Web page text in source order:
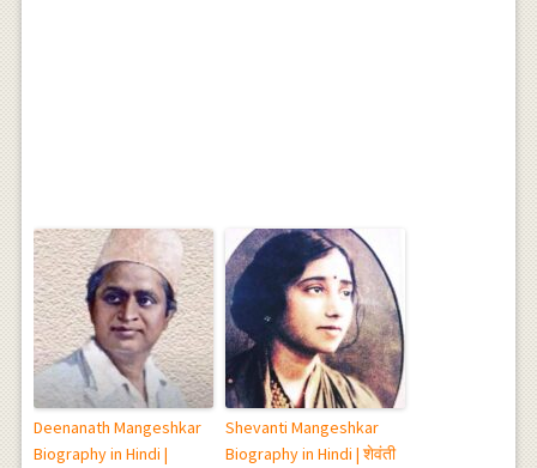
Deenanath Mangeshkar
Biography in Hindi |
Shevanti Mangeshkar
Biography in Hindi | शेवंती